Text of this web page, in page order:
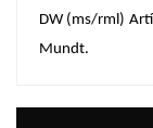
DW (ms/rml)
Mundt.